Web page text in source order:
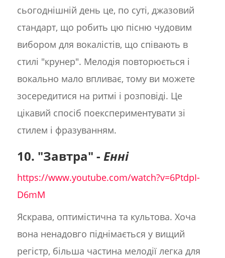
сьогоднішній день це, по суті, джазовий
стандарт, що робить цю пісню чудовим
вибором для вокалістів, що співають в
стилі "крунер". Мелодія повторюється і
вокально мало впливає, тому ви можете
зосередитися на ритмі і розповіді. Це
цікавий спосіб поекспериментувати зі
стилем і фразуванням.
10. "Завтра" - Енні
https://www.youtube.com/watch?v=6PtdpI-
D6mM
Яскрава, оптимістична та культова. Хоча
вона ненадовго піднімається у вищий
регістр, більша частина мелодії легка для